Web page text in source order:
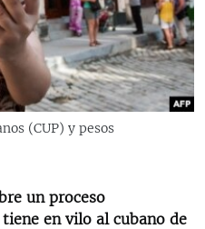
EN CUBA
(CUP) y pesos
un proceso
en vilo al cubano de